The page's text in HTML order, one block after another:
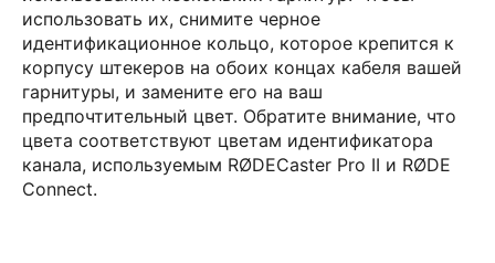
использовать их, снимите черное
идентификационное кольцо, которое крепится к
корпусу штекеров на обоих концах кабеля вашей
гарнитуры, и замените его на ваш
предпочтительный цвет. Обратите внимание, что
цвета соответствуют цветам идентификатора
канала, используемым RØDECaster Pro II и RØDE
Connect.